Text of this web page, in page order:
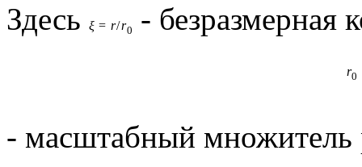
Здесь ξ = r/r0 - безразмерная
r0
- масштабный множитель